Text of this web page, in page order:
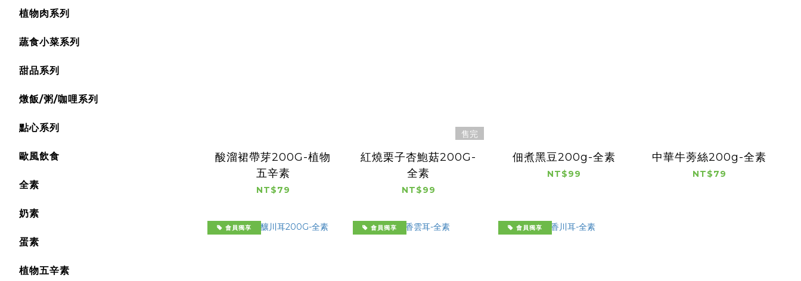
植物肉系列
蔬食小菜系列
甜品系列
燉飯/粥/咖哩系列
點心系列
歐風飲食
全素
奶素
蛋素
植物五辛素
酸溜裙帶芽200G-植物
五辛素
NT$79
售完
紅燒栗子杏鮑菇200G-
全素
NT$99
佃煮黑豆200g-全素
NT$99
中華牛蒡絲200g-全素
NT$79
會員獨享 會員獨享 會員獨享